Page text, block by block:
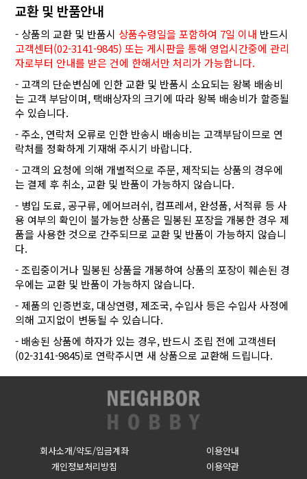
교환 및 반품안내
- 상품의 교환 및 반품시 상품수령일을 포함하여 7일 이내 반드시
고객센터(02-3141-9845) 또는 게시판을 통해 영업시간중에 관리
자로부터 안내를 받은 건에 한해서만 처리가 가능합니다.
- 고객의 단순변심에 인한 교환 및 반품시 소요되는 왕복 배송비
는 고객 부담이며, 택배상자의 크기에 따라 왕복 배송비가 할증될
수 있습니다.
- 주소, 연락처 오류로 인한 반송시 배송비는 고객부담이므로 연
락처를 정확하게 기재해 주시기 바랍니다.
- 고객의 요청에 의해 개별적으로 주문, 제작되는 상품의 경우에
는 결제 후 취소, 교환 및 반품이 가능하지 않습니다.
- 병입 도료, 공구류, 에어브러쉬, 컴프레셔, 완성품, 서적류 등 사
용 여부의 확인이 불가능한 상품은 밀봉된 포장을 개봉한 경우 제
품을 사용한 것으로 간주되므로 교환 및 반품이 가능하지 않습니
다.
- 조립중이거나 밀봉된 상품을 개봉하여 상품의 포장이 훼손된 경
우에는 교환 및 반품이 가능하지 않습니다.
- 제품의 인증번호, 대상연령, 제조국, 수입사 등은 수입사 사정에
의해 고지없이 변동될 수 있습니다.
- 배송된 상품에 하자가 있는 경우, 반드시 조립 전에 고객센터
(02-3141-9845)로 연락주시면 새 상품으로 교환해 드립니다.
회사소개/약도/입금계좌
이용안내
개인정보처리방침
이용약관